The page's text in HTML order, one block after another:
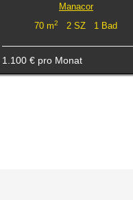
Manacor
70 m2 2 SZ 1 Bad
1.100 € pro Monat